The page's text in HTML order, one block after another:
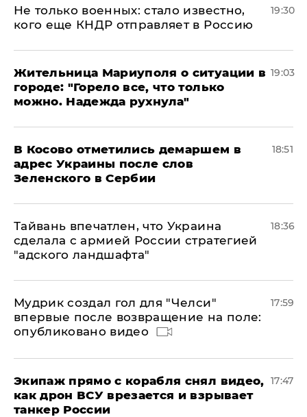
Не только военных: стало известно,
кого еще КНДР отправляет в Россию
19:30
Жительница Мариуполя о ситуации в
городе: "Горело все, что только
можно. Надежда рухнула"
19:03
В Косово отметились демаршем в
адрес Украины после слов
Зеленского в Сербии
18:51
Тайвань впечатлен, что Украина
сделала с армией России стратегией
"адского ландшафта"
18:36
Мудрик создал гол для "Челси"
впервые после возвращение на поле:
опубликовано видео
17:59
Экипаж прямо с корабля снял видео,
как дрон ВСУ врезается и взрывает
танкер России
17:47